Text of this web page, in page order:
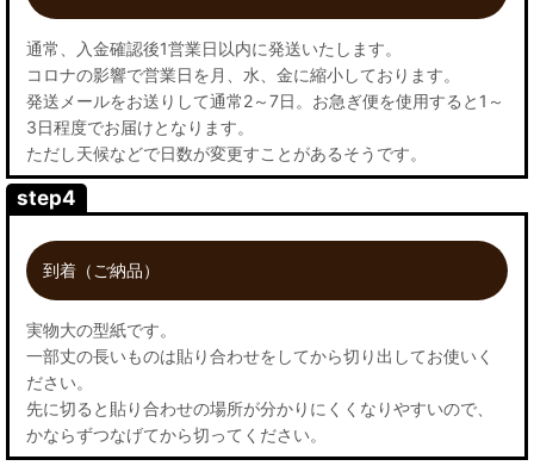
通常、入金確認後1営業日以内に発送いたします。
コロナの影響で営業日を月、水、金に縮小しております。
発送メールをお送りして通常2～7日。お急ぎ便を使用すると1～
3日程度でお届けとなります。
ただし天候などで日数が変更すことがあるそうです。
step4
到着（ご納品）
実物大の型紙です。
一部丈の長いものは貼り合わせをしてから切り出してお使いく
ださい。
先に切ると貼り合わせの場所が分かりにくくなりやすいので、
かならずつなげてから切ってください。